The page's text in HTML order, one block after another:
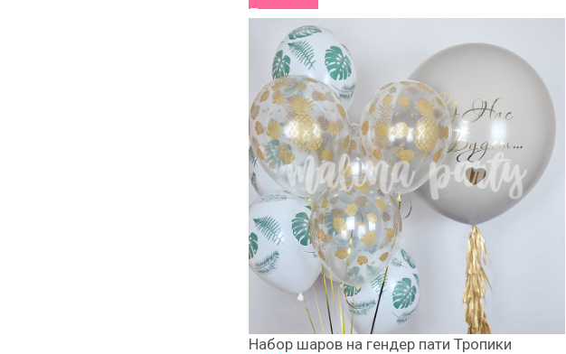
Набор шаров на гендер пати Тропики